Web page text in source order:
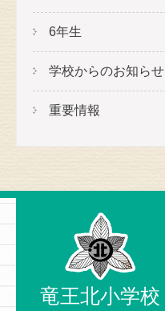
6年生
学校からのお知らせ
重要情報
竜王北小学校